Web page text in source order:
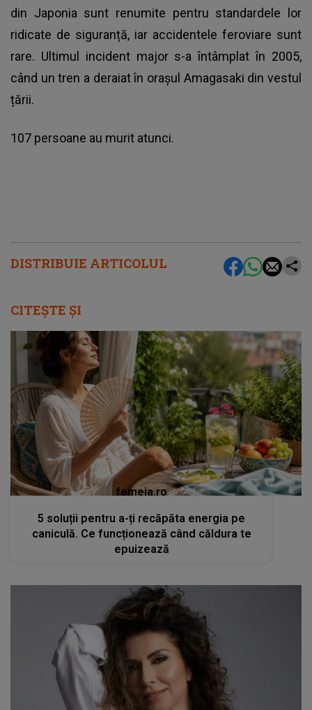
DISTRIBUIE ARTICOLUL
din Japonia sunt renumite pentru standardele lor
ridicate de siguranță, iar accidentele feroviare sunt
rare. Ultimul incident major s-a întâmplat în 2005,
când un tren a deraiat în orașul Amagasaki din vestul
țării.
107 persoane au murit atunci.
CITEȘTE ȘI
femeia.ro
5 soluții pentru a-ți recăpăta energia pe
caniculă. Ce funcționează când căldura te
epuizează